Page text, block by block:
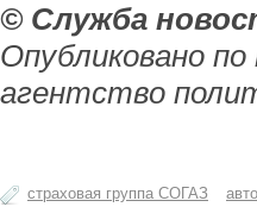
© Служба
Опубликовано
агентство
страховая группа СОГАЗ